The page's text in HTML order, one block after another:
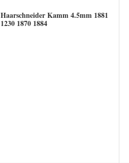
Haarschneider Kamm 4.5mm 1881
1230 1870 1884